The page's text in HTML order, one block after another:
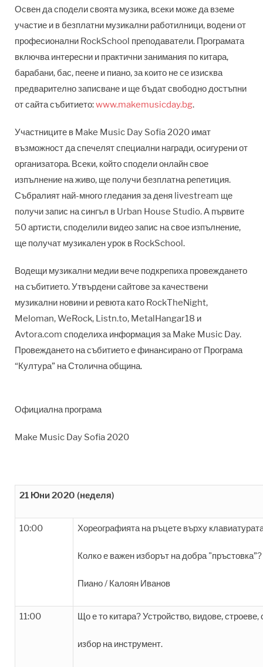
Освен да сподели своята музика, всеки може да вземе
участие и в безплатни музикални работилници, водени от
професионални RockSchool преподаватели. Програмата
включва интересни и практични занимания по китара,
барабани, бас, пеене и пиано, за които не се изисква
предварително записване и ще бъдат свободно достъпни
от сайта събитието:www.makemusicday.bg.
Участниците в Make Music Day Sofia 2020 имат
възможност да спечелят специални награди, осигурени от
организатора. Всеки, който сподели онлайн свое
изпълнение на живо, ще получи безплатна репетиция.
Събралият най-много гледания за деня livestream ще
получи запис на сингъл в Urban House Studio. А първите
50 артисти, споделили видео запис на свое изпълнение,
ще получат музикален урок в RockSchool.
Водещи музикални медии вече подкрепиха провеждането
на събитието. Утвърдени сайтове за качествени
музикални новини и ревюта като RockTheNight,
Meloman, WeRock, Listn.to, MetalHangar18 и
Avtora.com споделиха информация за Make Music Day.
Провеждането на събитието е финансирано от Програма
“Култура” на Столична община.
Официална програма
Make Music Day Sofia 2020
21 Юни 2020 (неделя)
10:00 Хореографията на ръцете върху
Колко е важен изборът на добра "пръстовка”?
Пиано / Калоян Иванов
11:00 Що е то китара? Устройство, видове, строеве,
избор на инструмент.